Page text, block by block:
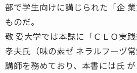
部で学生向けに講じられた「企
ものだ。
敬 愛大学では本誌に「ＣＬＯ実
孝夫氏（味の素ゼ ネラルフーヅ
講師を務めており、本書には氏